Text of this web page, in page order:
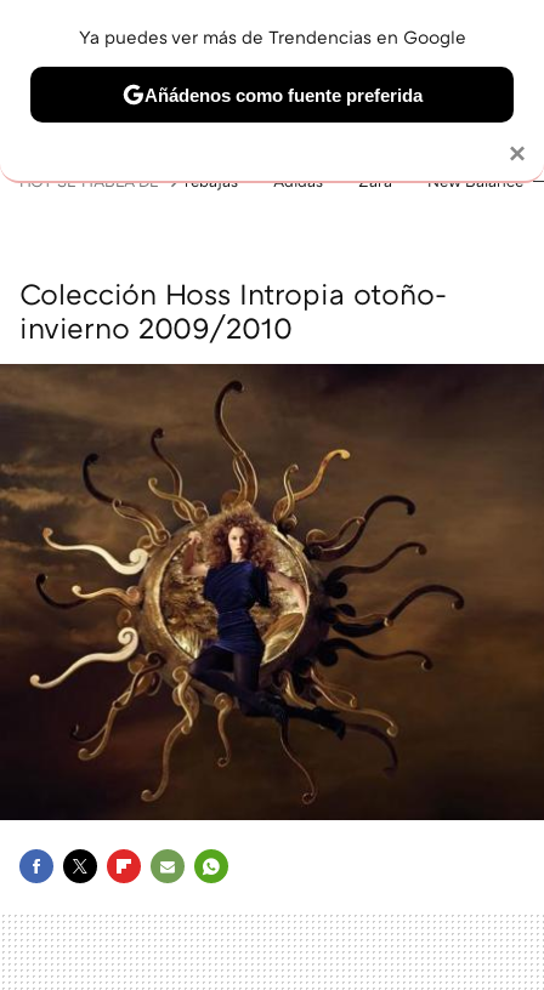
BELLEZA SHOPPING VIAJES GASTRO SNEAKERS
HOY SE HABLA DE rebajas Adidas Zara New Balance
Colección Hoss Intropia otoño-
invierno 2009/2010
MAIL
×
Ya puedes ver más de Trendencias en Google
Añádenos como fuente preferida